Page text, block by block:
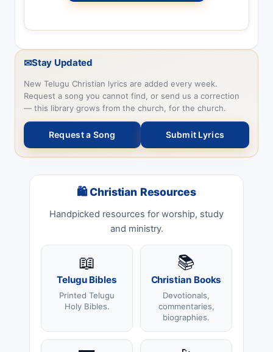
✉Stay Updated
New Telugu Christian lyrics are added every week.
Request a song you cannot find, or send us a correction
— this library grows from the church, for the church.
Request a Song Submit Lyrics
🛍 Christian Resources
Handpicked resources for worship, study
and ministry.
📖
Telugu Bibles
Printed Telugu
Holy Bibles.
📚
Christian Books
Devotionals,
commentaries,
biographies.